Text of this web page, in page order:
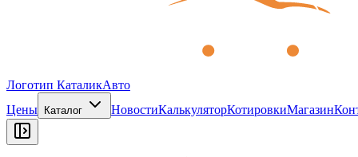
Логотип КаталикАвто
Цены
Каталог НовостиКалькуляторКотировкиМагазин